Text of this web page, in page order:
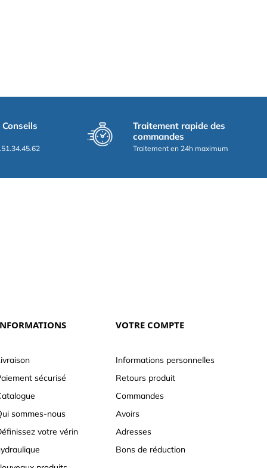
Traitement rapide des
commandes
Traitement en 24h maximum
sécurisé
sommes-nous
votre vérin
VOTRE COMPTE
Informations personnelles
Retours produit
Commandes
Avoirs
Adresses
Bons de réduction